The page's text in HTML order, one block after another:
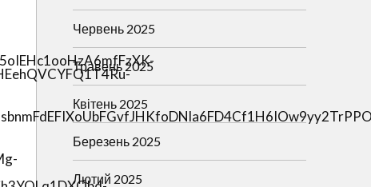
Червень 2025
Травень 2025
Квітень 2025
Березень 2025
Лютий 2025